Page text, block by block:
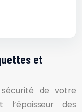
et
de votre
l’épaisseur des